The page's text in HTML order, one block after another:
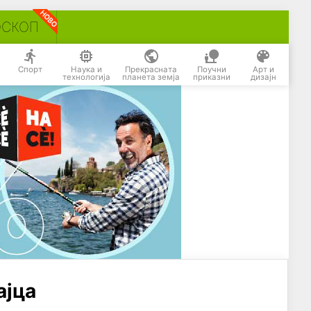
Спорт Наука и
технологија
Прекрасната
планета земја
Поучни
приказни
Арт и
дизајн